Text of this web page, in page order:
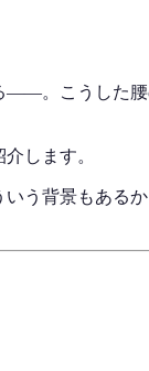
——。こうした
します。
いう背景もある